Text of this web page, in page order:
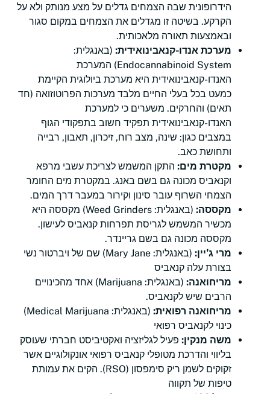
הידרופונית שבה הצמחים גדלים על מצע מנותק ולא על
הקרקע. בשיטה זו מגדלים את הצמחים במקום סגור
ובאמצעות תאורה מלאכותית.
מערכת אנדו-קנאבינואידית: (באנגלית:
Endocannabinoid System) המערכת
האנדו-קנאבינואידית היא מערכת ביולוגית הקיימת
כמעט בכל בעלי החיים מלבד מערכות הפרוטוזואה (חד
תאים) והחרקים. משערים כי למערכת
האנדו-קנאבינואידית תפקיד חשוב בתפקודי הגוף
במצבים כגון: שינה, מצב רוח, זיכרון, תאבון, רבייה
ותחושת כאב.
מקטרת מים: התקן המשמש לצריכת עשבי מרפא
וקנאביס מכונה גם בשם באנג. במקטרת מים החומר
הצמחי השרוף עובר סינון וקירור במעבר דרך המים.
מקססה:
(באנגלית: Weed Grinders) מקססה היא
מכשיר המשמש לגריסת תפרחות קנאביס לעישון.
מקססה מכונה גם בשם גריינדר.
מרי ג'יין:
(באנגלית: Mary Jane) שם של ויברטור נשי
בצורת עלה קנאביס
מריחואנה:
(באנגלית: Marijuana) אחד מהכינויים
הרבים שיש לקנאביס.
מריחואנה רפואית:
(באנגלית: Medical Marijuana)
כינוי לקנאביס רפואי
משה מנקין: פעיל לגליזציה ואקטיביסט חברתי שעוסק
בליווי והדרכת מטופלי קנאביס רפואי אונקולוגיים אשר
זקוקים לשמן ריק סימפסון (RSO). הקים את עמותת
טיפות של תקווה